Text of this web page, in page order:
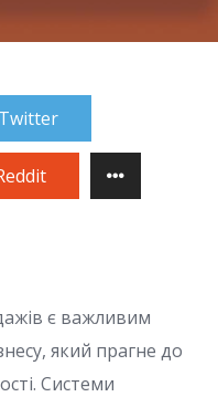
Twitter
є важливим
який прагне до
Системи